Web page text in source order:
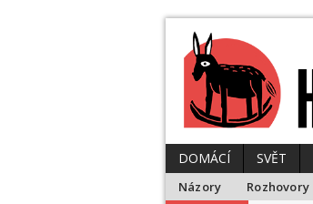
DOMÁCÍ SVĚT
Názory Rozhovory